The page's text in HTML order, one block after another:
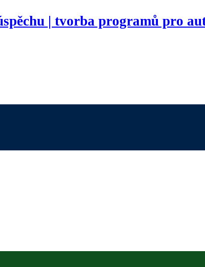
| tvorba programů pro